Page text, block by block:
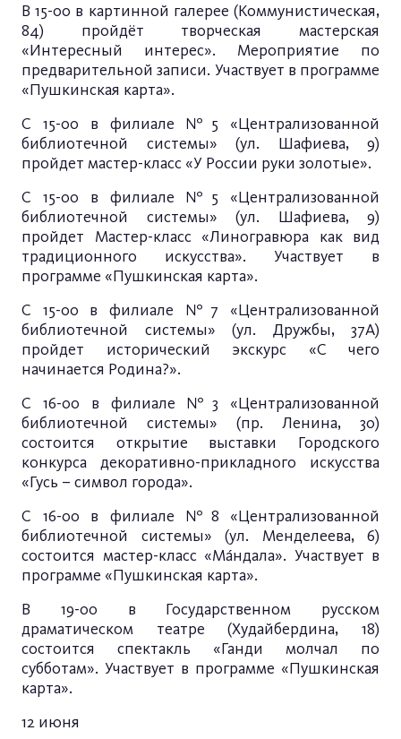
В 15-00 в картинной галерее (Коммунистическая,
84) пройдёт творческая мастерская
«Интересный интерес». Мероприятие по
предварительной записи. Участвует в программе
«Пушкинская карта».
С 15-00 в филиале №5 «Централизованной
библиотечной системы» (ул. Шафиева, 9)
пройдет мастер-класс «У России руки золотые».
С 15-00 в филиале №5 «Централизованной
библиотечной системы» (ул. Шафиева, 9)
пройдет Мастер-класс «Линогравюра как вид
традиционного искусства». Участвует в
программе «Пушкинская карта».
С 15-00 в филиале №7 «Централизованной
библиотечной системы» (ул. Дружбы, 37А)
пройдет исторический экскурс «С чего
начинается Родина?».
С 16-00 в филиале №3 «Централизованной
библиотечной системы» (пр. Ленина, 30)
состоится открытие выставки Городского
конкурса декоративно-прикладного искусства
«Гусь – символ города».
С 16-00 в филиале №8 «Централизованной
библиотечной системы» (ул. Менделеева, 6)
состоится мастер-класс «Мáндала». Участвует в
программе «Пушкинская карта».
В 19-00 в Государственном русском
драматическом театре (Худайбердина, 18)
состоится спектакль «Ганди молчал по
субботам». Участвует в программе «Пушкинская
карта».
12 июня